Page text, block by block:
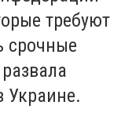
требуют
срочные
Украине.